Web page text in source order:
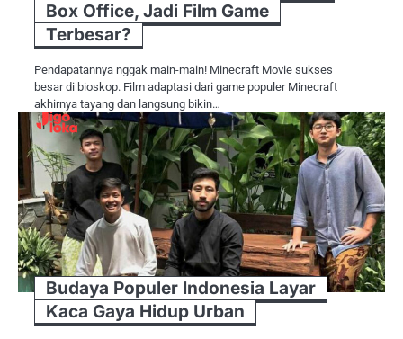
Box Office, Jadi Film Game
Terbesar?
Pendapatannya nggak main-main! Minecraft Movie sukses
besar di bioskop. Film adaptasi dari game populer Minecraft
akhirnya tayang dan langsung bikin…
Budaya Populer Indonesia Layar
Kaca Gaya Hidup Urban